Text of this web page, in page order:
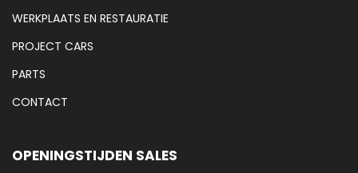
WERKPLAATS EN RESTAURATIE
PROJECT CARS
PARTS
CONTACT
OPENINGSTIJDEN SALES